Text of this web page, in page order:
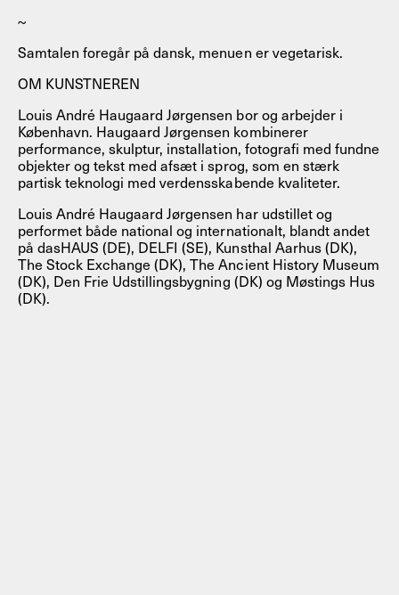
~
Samtalen foregår på dansk, menuen er vegetarisk.
OM KUNSTNEREN
Louis André Haugaard Jørgensen bor og arbejder i
København. Haugaard Jørgensen kombinerer
performance, skulptur, installation, fotografi med fundne
objekter og tekst med afsæt i sprog, som en stærk
partisk teknologi med verdensskabende kvaliteter.
Louis André Haugaard Jørgensen har udstillet og
performet både national og internationalt, blandt andet
på dasHAUS (DE), DELFI (SE), Kunsthal Aarhus (DK),
The Stock Exchange (DK), The Ancient History Museum
(DK), Den Frie Udstillingsbygning (DK) og Møstings Hus
(DK).